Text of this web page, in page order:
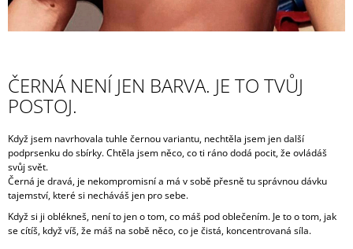
ČERNÁ NENÍ JEN BARVA. JE TO TVŮJ
POSTOJ.
Když jsem navrhovala tuhle černou variantu, nechtěla jsem jen další
podprsenku do sbírky. Chtěla jsem něco, co ti ráno dodá pocit, že ovládáš
svůj svět.
Černá je dravá, je nekompromisní a má v sobě přesně tu správnou dávku
tajemství, které si necháváš jen pro sebe.
Když si ji oblékneš, není to jen o tom, co máš pod oblečením. Je to o tom, jak
se cítíš, když víš, že máš na sobě něco, co je čistá, koncentrovaná síla.